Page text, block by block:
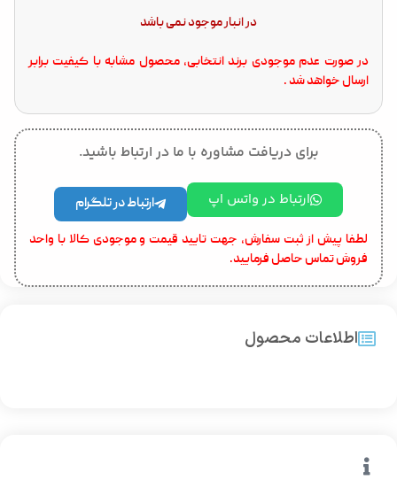
در انبار موجود نمی باشد
در صورت عدم موجودی برند انتخابی، محصول مشابه با کیفیت برابر
ارسال خواهد شد .
برای دریافت مشاوره با ما در ارتباط باشید.
ارتباط در واتس اپ ارتباط در تلگرام
لطفا پیش از ثبت سفارش، جهت تایید قیمت و موجودی کالا با واحد
فروش تماس حاصل فرمایید.
اطلاعات محصول